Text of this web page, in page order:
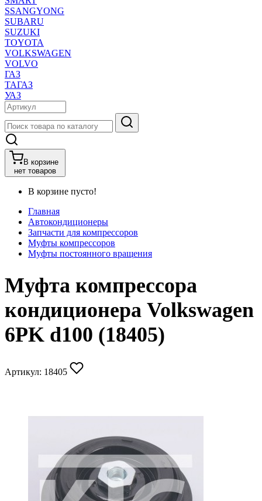
SSANGYONG
SUBARU
SUZUKI
TOYOTA
VOLKSWAGEN
VOLVO
ГАЗ
ТАГАЗ
УАЗ
В корзине
нет товаров
В корзине пусто!
Главная
Автокондиционеры
Запчасти для компрессоров
Муфты компрессоров
Муфты постоянного вращения
Муфта компрессора
кондиционера Volkswagen
6PK d100 (18405)
Артикул: 18405